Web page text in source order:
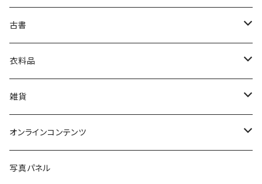
絵本・児童書
娯楽・エンターテインメント
古書
古書セット
美術
衣料品
POLEWARDS
Tシャツ
雑貨
バッグ
ブックカバー
オンラインコンテンツ
冒険クロストーク
写真パネル